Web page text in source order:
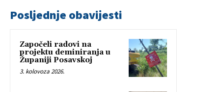
Posljednje obavijesti
Započeli radovi na
projektu deminiranja u
Županiji Posavskoj
3. kolovoza 2026.